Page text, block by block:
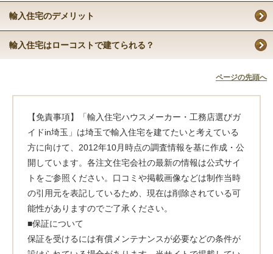
輸入住宅のデメリット
輸入住宅はローコストで建てられる？
ページの先頭へ
【免責事項】「輸入住宅ハウスメーカー・工務店選びガ
イドin埼玉」は埼玉で輸入住宅を建てたいと考えている
方に向けて、2012年10月時点の調査情報を基に作成・公
開しています。各注文住宅会社の最新の情報は公式サイ
トをご参照ください。口コミや掲載画像などは制作当時
の引用元を表記しているため、現在は削除されている可
能性がありますのでご了承ください。
■保証について
保証を受けるには有償メンテナンスが必要などの条件が